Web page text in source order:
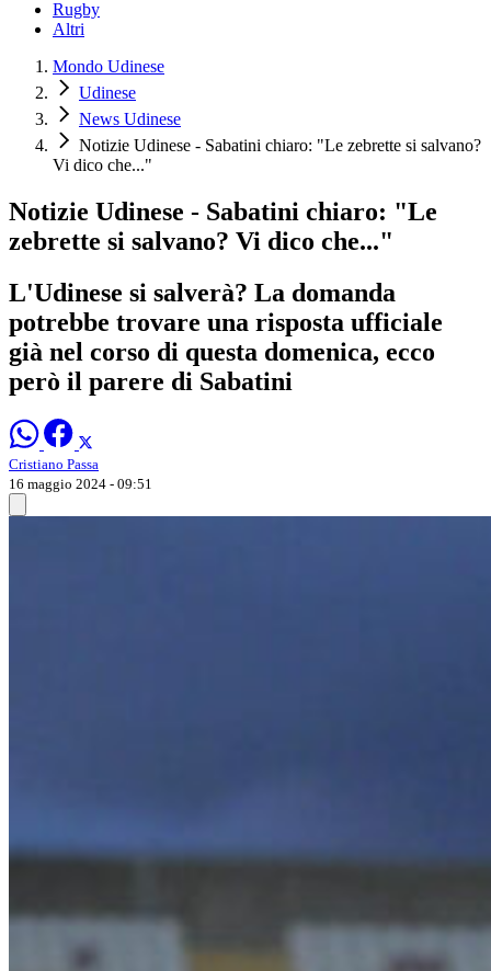
Rugby
Altri
Mondo Udinese
Udinese
News Udinese
Notizie Udinese - Sabatini chiaro: "Le zebrette si salvano?
Vi dico che..."
Notizie Udinese - Sabatini chiaro: "Le
zebrette si salvano? Vi dico che..."
L'Udinese si salverà? La domanda
potrebbe trovare una risposta ufficiale
già nel corso di questa domenica, ecco
però il parere di Sabatini
Cristiano Passa
16 maggio 2024 - 09:51